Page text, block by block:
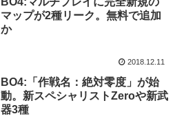
マップが2種リーク。無料で追加
か
2018.12.11
BO4:「作戦名：絶対零度」が始
動。新スペシャリストZeroや新武
器3種